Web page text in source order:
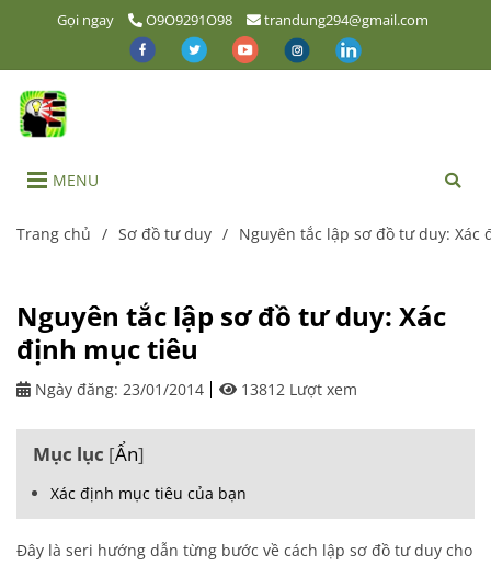
Gọi ngay O9O9291O98 trandung294@gmail.com
MENU
Trang chủ / Sơ đồ tư duy / Nguyên tắc lập sơ đồ tư duy: Xác
Nguyên tắc lập sơ đồ tư duy: Xác
định mục tiêu
Ngày đăng: 23/01/2014 13812 Lượt xem
Mục lục [Ẩn]
Xác định mục tiêu của bạn
Đây là seri hướng dẫn từng bước về cách lập sơ đồ tư duy cho